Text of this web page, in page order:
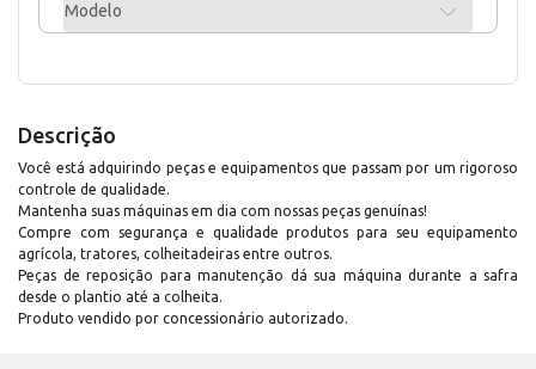
Modelo
Descrição
Você está adquirindo peças e equipamentos que passam por um rigoroso
controle de qualidade.
Mantenha suas máquinas em dia com nossas peças genuínas!
Compre com segurança e qualidade produtos para seu equipamento
agrícola, tratores, colheitadeiras entre outros.
Peças de reposição para manutenção dá sua máquina durante a safra
desde o plantio até a colheita.
Produto vendido por concessionário autorizado.